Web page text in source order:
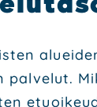
pal­ve­lut.